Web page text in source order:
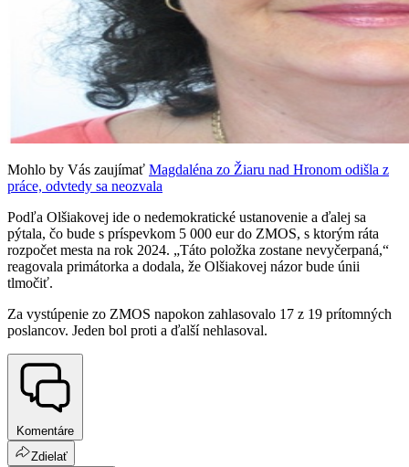
Mohlo by Vás zaujímať Magdaléna zo Žiaru nad Hronom odišla z
práce, odvtedy sa neozvala
Podľa Olšiakovej ide o nedemokratické ustanovenie a ďalej sa
pýtala, čo bude s príspevkom 5 000 eur do ZMOS, s ktorým ráta
rozpočet mesta na rok 2024. „Táto položka zostane nevyčerpaná,“
reagovala primátorka a dodala, že Olšiakovej názor bude únii
tlmočiť.
Za vystúpenie zo ZMOS napokon zahlasovalo 17 z 19 prítomných
poslancov. Jeden bol proti a ďalší nehlasoval.
Komentáre
Zdielať